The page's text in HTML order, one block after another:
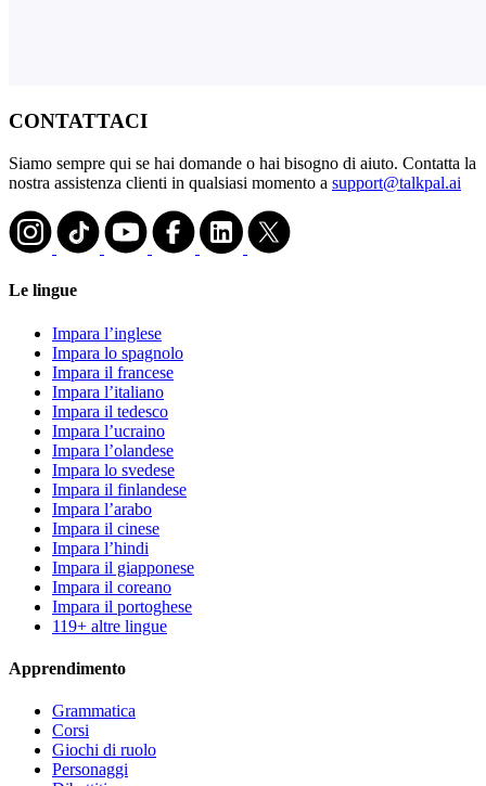
CONTATTACI
Siamo sempre qui se hai domande o hai bisogno di aiuto. Contatta la
nostra assistenza clienti in qualsiasi momento a support@talkpal.ai
Le lingue
Impara l’inglese
Impara lo spagnolo
Impara il francese
Impara l’italiano
Impara il tedesco
Impara l’ucraino
Impara l’olandese
Impara lo svedese
Impara il finlandese
Impara l’arabo
Impara il cinese
Impara l’hindi
Impara il giapponese
Impara il coreano
Impara il portoghese
119+ altre lingue
Apprendimento
Grammatica
Corsi
Giochi di ruolo
Personaggi